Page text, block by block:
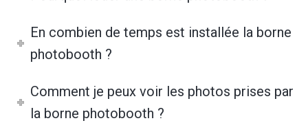
En combien de temps est installée la borne
photobooth ?
Comment je peux voir les photos prises par
la borne photobooth ?